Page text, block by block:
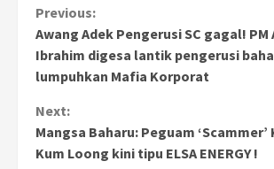
Continue
Reading
Previous:
Awang Adek Pengerusi SC gagal! PM
Ibrahim digesa lantik pengerusi
lumpuhkan Mafia Korporat
Next:
Mangsa Baharu: Peguam
Kum Loong kini tipu ELSA ENERGY !